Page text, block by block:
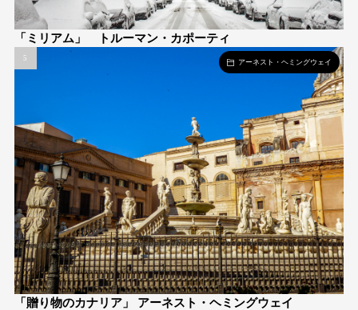
「ミリアム」 トルーマン・カポーティ
アーネスト・ヘミングウェイ
「贈り物のカナリア」 アーネスト・ヘミングウェイ